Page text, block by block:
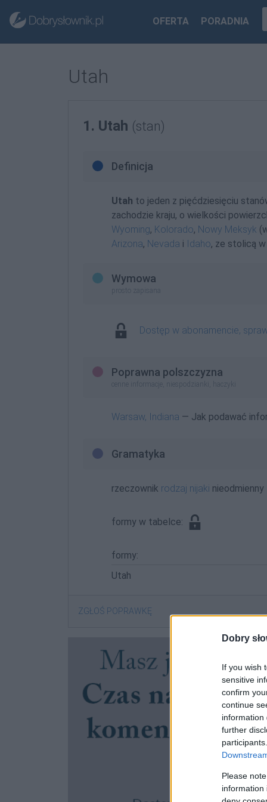
Dobry
If you wish
sensitive
confirm
continue
information
further
Please
information
OFERTA PORADNIA
Utah
1. Utah (stan)
Definicja
Utah to jeden z pięćdziesięciu
zachodzie kraju, o wielkości
Wyoming, Kolorado, Nowy Meksyk
Arizona, Nevada i Idaho, ze stolicą w
Wymowa
prosto zapisana
Dostęp w abonamencie,
Poprawna polszczyzna
cenne informacje, niespodzianki, haczyki
Warsaw, Indiana — Jak podawać
Gramatyka
rzeczownik rodzaj nijaki nieodmienny
formy w tabelce:
formy:
Utah
ZGŁOŚ POPRAWKĘ